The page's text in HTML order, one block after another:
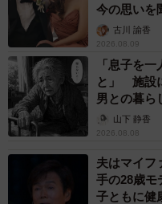
今の思いを
古川 諭香
2026.08.09
「息子を
と」 施設
男との暮ら
から】山下 静香
2026.08.08
夫はマイフ
手の28歳モ
子ともに健